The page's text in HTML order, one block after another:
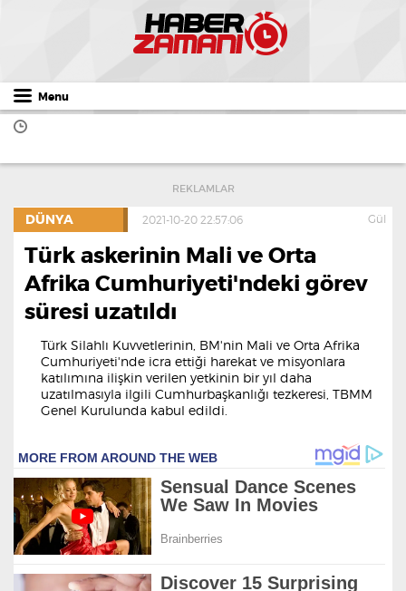
Menu
REKLAMLAR
DÜNYA 2021-10-20 22:57:06 Gül
Türk askerinin Mali ve Orta
Afrika Cumhuriyeti'ndeki görev
süresi uzatıldı
Türk Silahlı Kuvvetlerinin, BM'nin Mali ve Orta Afrika
Cumhuriyeti'nde icra ettiği harekat ve misyonlara
katılımına ilişkin verilen yetkinin bir yıl daha
uzatılmasıyla ilgili Cumhurbaşkanlığı tezkeresi, TBMM
Genel Kurulunda kabul edildi.